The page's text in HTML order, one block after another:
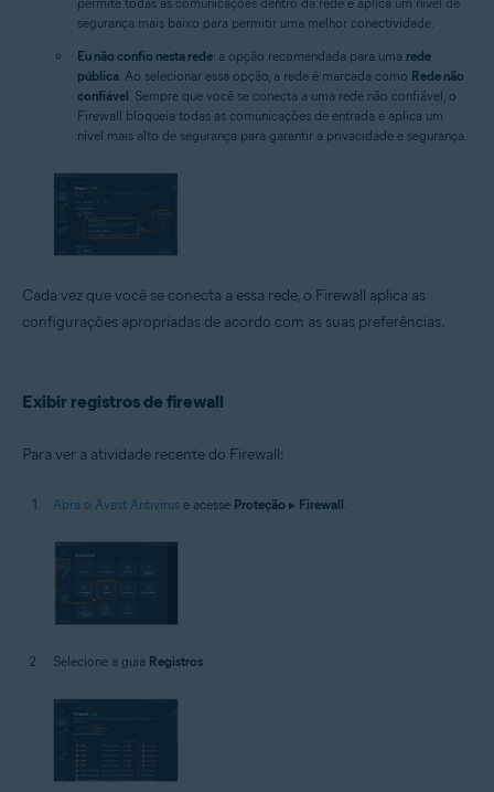
segurança mais baixo para permitir uma melhor conectividade.
Eu não confio nesta rede: a opção recomendada para uma rede
pública . Ao selecionar essa opção, a rede é marcada como Rede não
confiável . Sempre que você se conecta a uma rede não confiável, o
Firewall bloqueia todas as comunicações de entrada e aplica um
nível mais alto de segurança para garantir a privacidade e segurança.
Cada vez que você se conecta a essa rede, o Firewall aplica as
configurações apropriadas de acordo com as suas preferências.
Exibir registros de firewall
Para ver a atividade recente do Firewall:
Abra o Avast Antivirus e acesse Proteção ▸ Firewall.
Selecione a guia Registros